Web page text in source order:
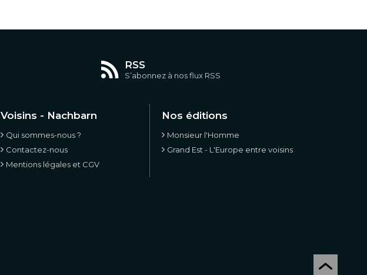
RSS
S’abonnez à nos flux RSS
Voisins - Nachbarn
Qui sommes-nous ?
Contactez-nous
Mentions légales et CGV
Nos éditions
Monsieur l'Homme
Grand Est - L'Europe entre voisins